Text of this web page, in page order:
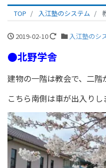
TOP 入江塾のシステム
2019-02-10 入江塾のシ
●北野学舎
建物の一階は教会で、二階
こちら南側は車が出入りし